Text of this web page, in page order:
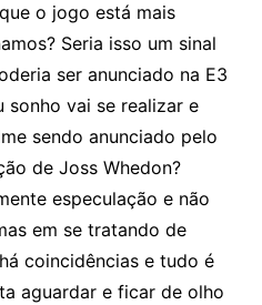
o jogo está mais
Seria isso um sinal
ser anunciado na E3
sonho vai se realizar e
sendo anunciado pelo
de Joss Whedon?
especulação e não
em se tratando de
coincidências e tudo é
aguardar e ficar de olho